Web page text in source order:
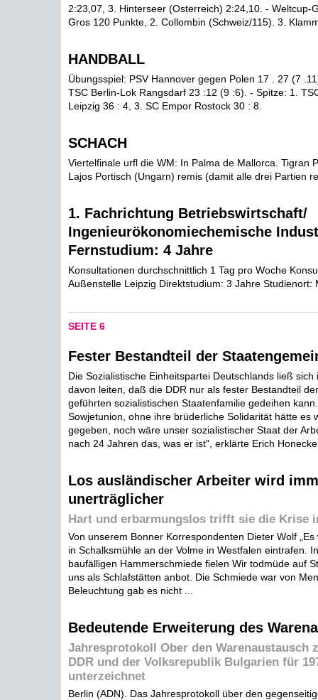
2:23,07, 3. Hinterseer (Osterreich) 2:24,10. - Weltcup-
Gros 120 Punkte, 2. Collombin (Schweiz/115). 3.
HANDBALL
Übungsspiel: PSV Hannover gegen Polen 17 . 27 (7
TSC Berlin-Lok Rangsdarf 23 :12 (9 :6). - Spitze: 1.
Leipzig 36 : 4, 3. SC Empor Rostock 30 : 8.
SCHACH
Viertelfinale urfl die WM: In Palma de Mallorca. Tigran
Lajos Portisch (Ungarn) remis (damit alle drei Partien
1. Fachrichtung Betriebswirtschaft/
Ingenieurökonomiechemische
Fernstudium: 4 Jahre
Konsultationen durchschnittlich 1 Tag pro Woche
Außenstelle Leipzig Direktstudium: 3 Jahre Studienort:
SEITE 6
Fester Bestandteil der
Die Sozialistische Einheitspartei Deutschlands ließ sich
davon leiten, daß die DDR nur als fester Bestandteil
geführten sozialistischen Staatenfamilie gedeihen
Sowjetunion, ohne ihre brüderliche Solidarität hätte es
gegeben, noch wäre unser sozialistischer Staat der
nach 24 Jahren das, was er ist", erklärte Erich
Los ausländischer Arbeiter wird
unerträglicher
Hart und erbarmungslos trifft sie die Krise
Von unserem Bonner Korrespondenten Dieter Wolf
in Schalksmühle an der Volme in Westfalen eintrafen.
baufälligen Hammerschmiede fielen Wir todmüde auf
uns als Schlafstätten anbot. Die Schmiede war von
Beleuchtung gab es nicht ...
Bedeutende Erweiterung des
Jahresprotokoll Ober den Warenaustausch
DDR und der Volksrepublik Bulgarien für
unterzeichnet
Berlin (ADN). Das Jahresprotokoll über den